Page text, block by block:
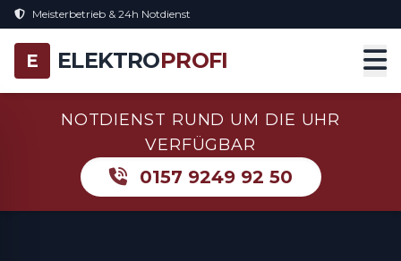
Meisterbetrieb & 24h Notdienst
E ELEKTROPROFI
NOTDIENST RUND UM DIE UHR
VERFÜGBAR
0157 9249 92 50